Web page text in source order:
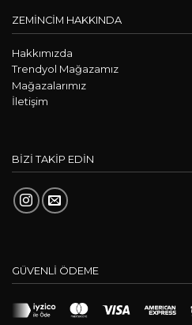
ZEMİNCİM HAKKINDA
Hakkımızda
Trendyol Mağazamız
Mağazalarımız
İletişim
BİZİ TAKİP EDİN
GÜVENLİ ÖDEME